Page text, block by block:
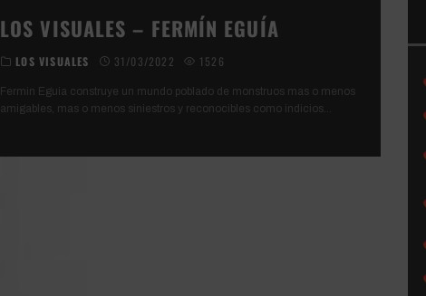
LOS VISUALES – FERMÍN EGUÍA
LOS VISUALES 31/03/2022 1526
Fermin Eguia construye un mundo poblado de monstruos mas o menos
amigables, mas o menos siniestros y reconocibles como indicios